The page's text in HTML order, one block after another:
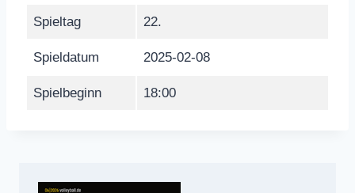
Spieltag 22.
Spieldatum 2025-02-08
Spielbeginn 18:00